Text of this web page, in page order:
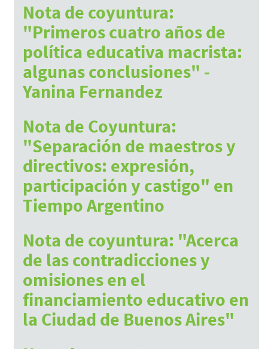
Nota de coyuntura:
"Primeros cuatro años de
política educativa macrista:
algunas conclusiones" -
Yanina Fernandez
Nota de Coyuntura:
"Separación de maestros y
directivos: expresión,
participación y castigo" en
Tiempo Argentino
Nota de coyuntura: "Acerca
de las contradicciones y
omisiones en el
financiamiento educativo en
la Ciudad de Buenos Aires"